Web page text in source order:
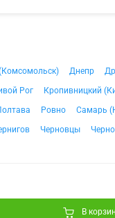
Днепр
Рог Кропивницкий
Ровно Самарь
Черновцы
В